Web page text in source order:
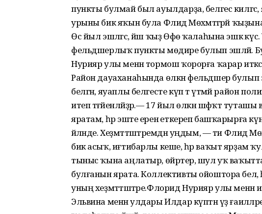
пункты булмай был ауылдарҙа, белгес килгәс,
урыны бик яҡын була Флидә Мөхәмәтгәрәй
Өс йыл эшләгәс, йәш ҡыҙ Өфө ҡалаһына эшкә
фельдшерлыҡ пункты мөдире булып эшләй.
Нурияр улы менән тормош ҡорорға ҡарар
Район дауаханаһында өлкән фельдшер
белгән, яуаплы белгесте күп тә үтмәй район
итеп тәғәйенләйҙәр.— 17 йыл өлкән шәфҡәт
яратам, һәр эште еренә еткереп башҡарырға
әйләнде. Хеҙмәттәштәремдән уңдым, — ти Флидә
бик асыҡ, иғтибарлы кеше, һәр ваҡыт ярҙам
тыныс ҡына аңлатыр, өйрәтер, шул уҡ ваҡытта
булғанын ярата. Коллективты ойоштора белә,
уның хеҙмәттәштәре.Флорид Нурияр улы менән
Эльвина менән улдары Илдар күптән үҙ